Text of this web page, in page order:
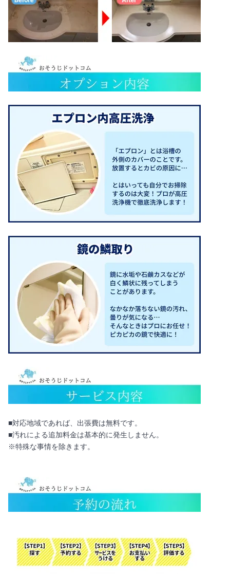
■対応地域であれば、出張費は無料です。
■汚れによる追加料金は基本的に発生しません。
※特殊な事情を除きます。